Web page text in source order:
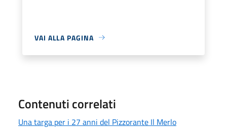
VAI ALLA PAGINA
Contenuti correlati
Una targa per i 27 anni del Pizzorante Il Merlo